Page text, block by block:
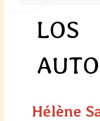
LOS
Hélène